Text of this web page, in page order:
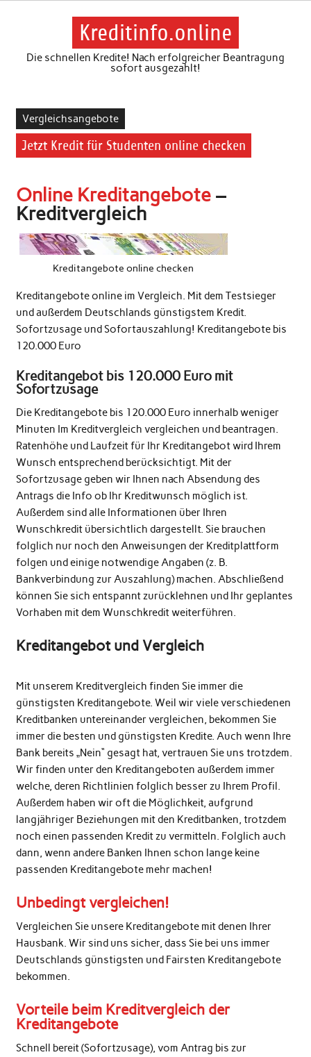
Skip
Kreditinfo.online
Die schnellen Kredite! Nach erfolgreicher Beantragung
sofort ausgezahlt!
Vergleichsangebote
Jetzt Kredit für Studenten online checken
Online Kreditangebote–
Kreditvergleich
Kreditangebote online checken
Kreditangebote online im Vergleich. Mit dem Testsieger
und außerdem Deutschlands günstigstem Kredit.
Sofortzusage und Sofortauszahlung! Kreditangebote bis
120.000 Euro
Kreditangebot bis 120.000 Euro mit
Sofortzusage
Die Kreditangebote bis 120.000 Euro innerhalb weniger
Minuten Im Kreditvergleich vergleichen und beantragen.
Ratenhöhe und Laufzeit für Ihr Kreditangebot wird Ihrem
Wunsch entsprechend berücksichtigt. Mit der
Sofortzusage geben wir Ihnen nach Absendung des
Antrags die Info ob Ihr Kreditwunsch möglich ist.
Außerdem sind alle Informationen über Ihren
Wunschkredit übersichtlich dargestellt. Sie brauchen
folglich nur noch den Anweisungen der Kreditplattform
folgen und einige notwendige Angaben (z. B.
Bankverbindung zur Auszahlung) machen. Abschließend
können Sie sich entspannt zurücklehnen und Ihr geplantes
Vorhaben mit dem Wunschkredit weiterführen.
Kreditangebot und Vergleich
Mit unserem Kreditvergleich finden Sie immer die
günstigsten Kreditangebote. Weil wir viele verschiedenen
Kreditbanken untereinander vergleichen, bekommen Sie
immer die besten und günstigsten Kredite. Auch wenn Ihre
Bank bereits „Nein“ gesagt hat, vertrauen Sie uns trotzdem.
Wir finden unter den Kreditangeboten außerdem immer
welche, deren Richtlinien folglich besser zu Ihrem Profil.
Außerdem haben wir oft die Möglichkeit, aufgrund
langjähriger Beziehungen mit den Kreditbanken, trotzdem
noch einen passenden Kredit zu vermitteln. Folglich auch
dann, wenn andere Banken Ihnen schon lange keine
passenden Kreditangebote mehr machen!
Unbedingt vergleichen!
Vergleichen Sie unsere Kreditangebote mit denen Ihrer
Hausbank. Wir sind uns sicher, dass Sie bei uns immer
Deutschlands günstigsten und Fairsten Kreditangebote
bekommen.
Vorteile beim Kreditvergleich der
Kreditangebote
Schnell bereit (Sofortzusage), vom Antrag bis zur